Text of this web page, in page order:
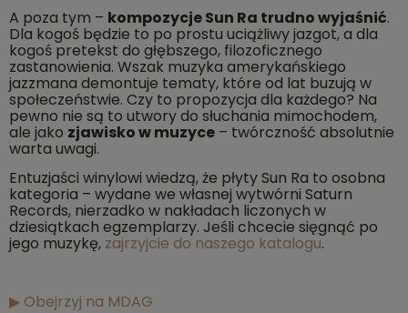
A poza tym – kompozycje Sun Ra trudno wyjaśnić.
Dla kogoś będzie to po prostu uciążliwy jazgot, a dla
kogoś pretekst do głębszego, filozoficznego
zastanowienia. Wszak muzyka amerykańskiego
jazzmana demontuje tematy, które od lat buzują w
społeczeństwie. Czy to propozycja dla każdego? Na
pewno nie są to utwory do słuchania mimochodem,
ale jako zjawisko w muzyce – twórczność absolutnie
warta uwagi.
Entuzjaści winylowi wiedzą, że płyty Sun Ra to osobna
kategoria – wydane we własnej wytwórni Saturn
Records, nierzadko w nakładach liczonych w
dziesiątkach egzemplarzy. Jeśli chcecie sięgnąć po
jego muzykę, zajrzyjcie do naszego katalogu.
▶ Obejrzyj na MDAG